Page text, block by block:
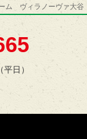
ム ヴィラノーヴァ大谷
日）